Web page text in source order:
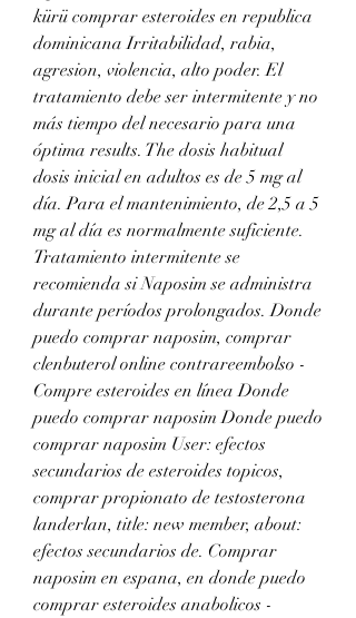
kürü comprar esteroides en republica
dominicana Irritabilidad, rabia,
agresion, violencia, alto poder. El
tratamiento debe ser intermitente y no
más tiempo del necesario para una
óptima results. The dosis habitual
dosis inicial en adultos es de 5 mg al
día. Para el mantenimiento, de 2,5 a 5
mg al día es normalmente suficiente.
Tratamiento intermitente se
recomienda si Naposim se administra
durante períodos prolongados. Donde
puedo comprar naposim, comprar
clenbuterol online contrareembolso -
Compre esteroides en línea Donde
puedo comprar naposim Donde puedo
comprar naposim User: efectos
secundarios de esteroides topicos,
comprar propionato de testosterona
landerlan, title: new member, about:
efectos secundarios de. Comprar
naposim en espana, en donde puedo
comprar esteroides anabolicos -